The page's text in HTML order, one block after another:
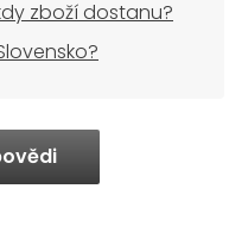
zboží dostanu?